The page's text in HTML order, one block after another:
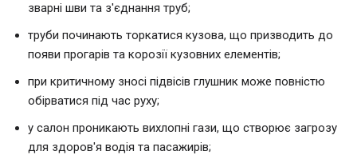
зварні шви та з'єднання труб;
труби починають торкатися кузова, що призводить до
появи прогарів та корозії кузовних елементів;
при критичному зносі підвісів глушник може повністю
обірватися під час руху;
у салон проникають вихлопні гази, що створює загрозу
для здоров'я водія та пасажирів;